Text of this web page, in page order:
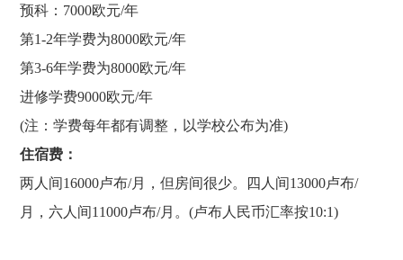
预科：7000欧元/年
第1-2年学费为8000欧元/年
第3-6年学费为8000欧元/年
进修学费9000欧元/年
(注：学费每年都有调整，以学校公布为准)
住宿费：
两人间16000卢布/月，但房间很少。四人间13000卢布/
月，六人间11000卢布/月。(卢布人民币汇率按10:1)